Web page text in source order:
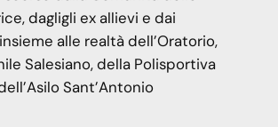
dagligli ex allievi e dai
alle realtà dell’Oratorio,
Salesiano, della Polisportiva
Sant’Antonio